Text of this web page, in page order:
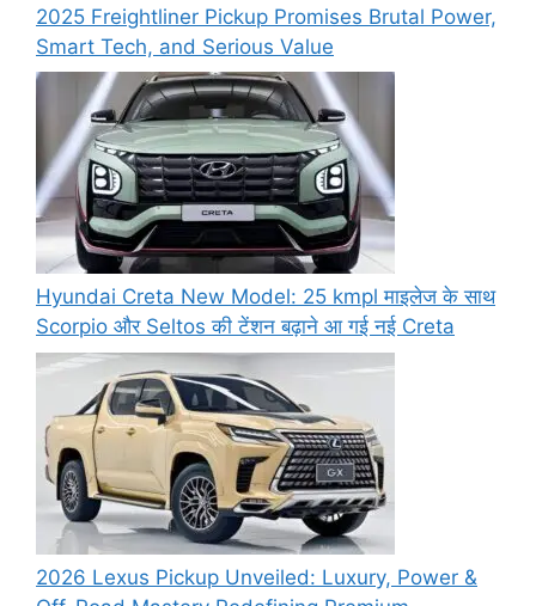
2025 Freightliner Pickup Promises Brutal Power,
Smart Tech, and Serious Value
Hyundai Creta New Model: 25 kmpl माइलेज के साथ
Scorpio और Seltos की टेंशन बढ़ाने आ गई नई Creta
2026 Lexus Pickup Unveiled: Luxury, Power &